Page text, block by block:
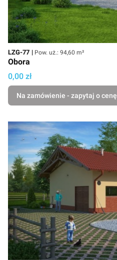
Kod
LZG-77 Powierzchnia użytkowa
Pow. uż.: 94,60 m²
Obora
Cena
0,00 zł
Na zamówienie - zapytaj o cenę